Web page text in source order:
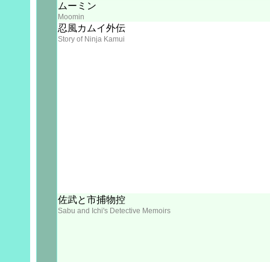
ムーミン
Moomin
忍風カムイ外伝
Story of Ninja Kamui
佐武と市捕物控
Sabu and Ichi's Detective Memoirs